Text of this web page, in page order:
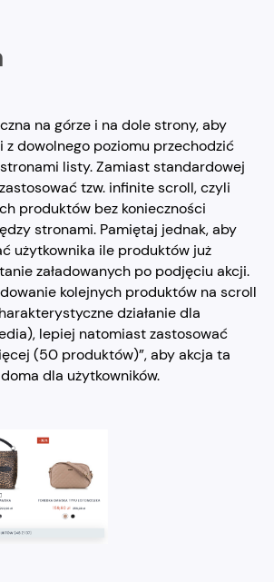
na górze i na dole strony, aby
z dowolnego poziomu przechodzić
listy. Zamiast standardowej
tzw. infinite scroll, czyli
produktów bez konieczności
stronami. Pamiętaj jednak, aby
użytkownika ile produktów już
załadowanych po podjęciu akcji.
kolejnych produktów na scroll
działanie dla
lepiej natomiast zastosować
(50 produktów)”, aby akcja ta
dla użytkowników.